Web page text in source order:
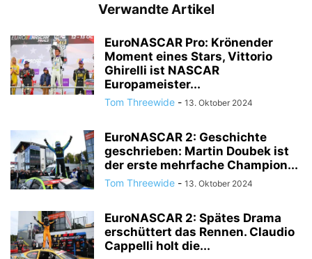
Verwandte Artikel
EuroNASCAR Pro: Krönender
Moment eines Stars, Vittorio
Ghirelli ist NASCAR
Europameister...
Tom Threewide - 13. Oktober 2024
EuroNASCAR 2: Geschichte
geschrieben: Martin Doubek ist
der erste mehrfache Champion...
Tom Threewide - 13. Oktober 2024
EuroNASCAR 2: Spätes Drama
erschüttert das Rennen. Claudio
Cappelli holt die...